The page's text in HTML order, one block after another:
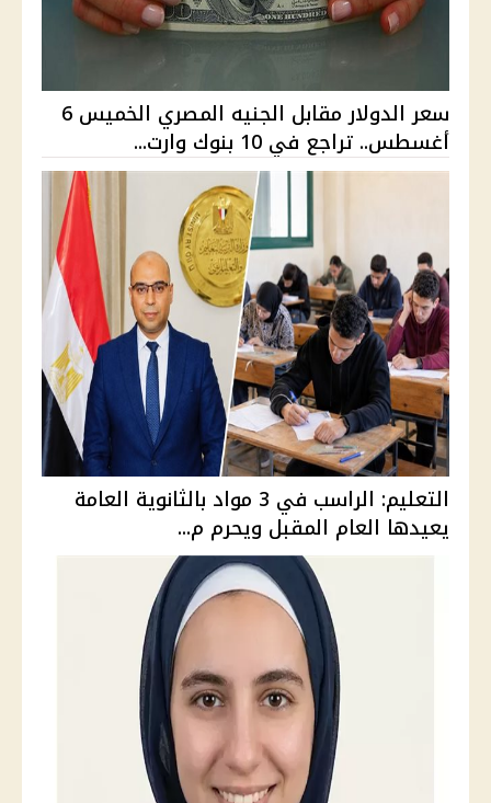
سعر الدولار مقابل الجنيه المصري الخميس 6
أغسطس.. تراجع في 10 بنوك وارت...
التعليم: الراسب في 3 مواد بالثانوية العامة
يعيدها العام المقبل ويحرم م...